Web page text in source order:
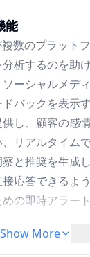
能
数のプラット
析するのを助
ーシャルメデ
バックを表示
し、顧客の感
リアルタイム
と推奨を生成
応答できるよ
の即時アラー
ド:ソーシャル
Show More